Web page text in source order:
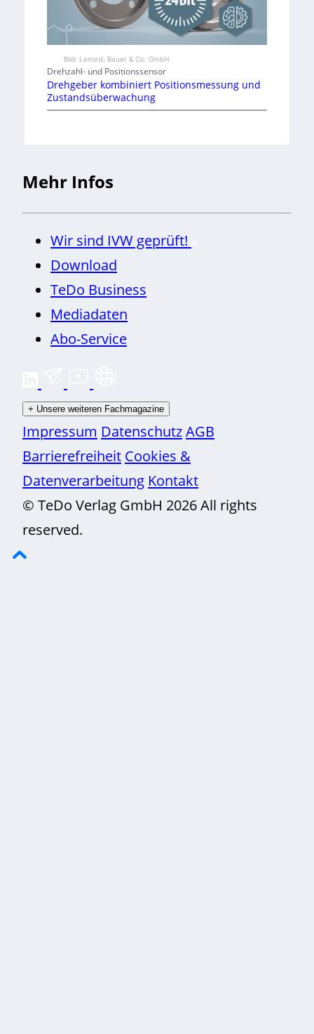
M
i
o
.
Bild: Lenord, Bauer & Co. GmbH
Drehzahl- und Positionssensor
Drehgeber kombiniert Positionsmessung und
Zustandsüberwachung
Mehr Infos
Wir sind IVW geprüft!
Download
TeDo Business
Mediadaten
Abo-Service
+ Unsere weiteren Fachmagazine
Impressum DatenschutzAGB
Barrierefreiheit Cookies &
Datenverarbeitung Kontakt
© TeDo Verlag GmbH 2026 All rights
reserved.